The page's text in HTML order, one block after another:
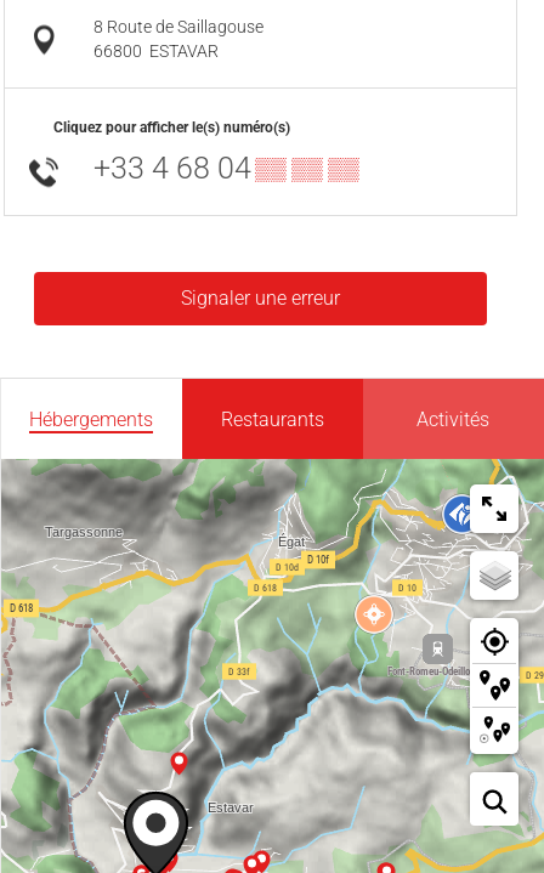
8 Route de Saillagouse
66800 ESTAVAR
Cliquez pour afficher le(s) numéro(s)
+33 4 68 04▒▒ ▒▒ ▒▒
Signaler une erreur
Hébergements Restaurants Activités